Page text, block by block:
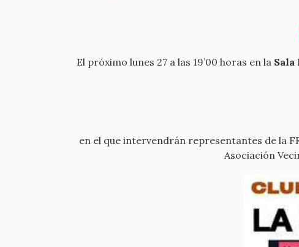
El próximo lunes 27 a las 19’00 horas en la Sala
en el que intervendrán representantes de la
Asociación